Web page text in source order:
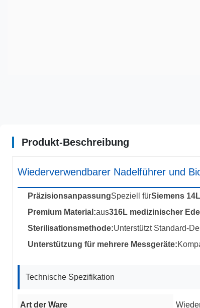
Produkt-Beschreibung
Wiederverwendbarer Nadelführer und
PräzisionsanpassungSpeziell fürSiemens
Premium Material:aus316L medizinischer
Sterilisationsmethode:Unterstützt Standard-
Unterstützung für mehrere Messgeräte:
Technische Spezifikation
Art der Ware